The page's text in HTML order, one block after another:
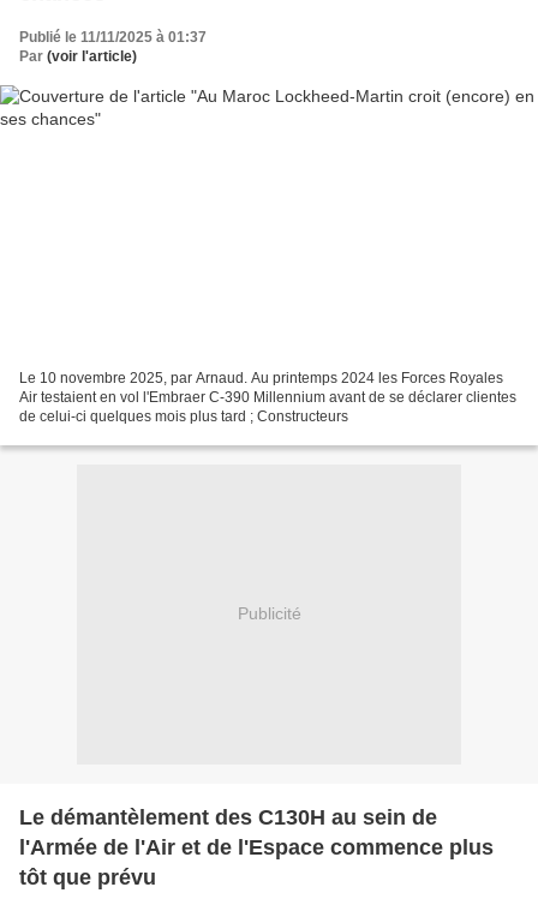
Publié le 11/11/2025 à 01:37
Par (voir l'article)
Le 10 novembre 2025, par Arnaud. Au printemps 2024 les Forces Royales
Air testaient en vol l'Embraer C-390 Millennium avant de se déclarer clientes
de celui-ci quelques mois plus tard ; Constructeurs
Publicité
Le démantèlement des C130H au sein de
l'Armée de l'Air et de l'Espace commence plus
tôt que prévu